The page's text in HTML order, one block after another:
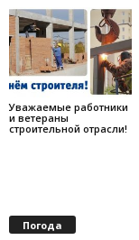
Уважаемые работники
и ветераны
строительной отрасли!
Погода